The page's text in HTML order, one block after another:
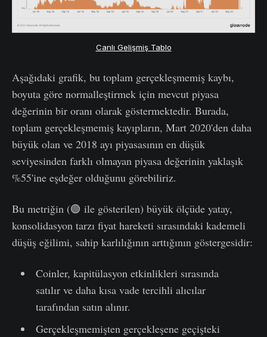
Canlı Gelişmiş Tablo
Aşağıdaki grafik, bu toplam gerçekleşmemiş kaybı,
boyuta göre normalleştirmek için mevcut piyasa
değerinin bir oranı olarak göstermektedir. Burada,
toplam gerçekleşmemiş kayıpların, Mart 2020'den daha
büyük olan ve 2018 ayı piyasasının en düşük
seviyesinden farklı olmayan piyasa değerinin yaklaşık
%55'ine eşdeğer olduğunu görebiliriz.
Bu metriğin (🟢 ile gösterilen) büyük ölçüde yatay,
konsolidasyon tarzı fiyat hareketi sırasındaki kademeli
düşüş eğilimi, sahip karlılığının arttığının göstergesidir:
Coinler, kapitülasyon etkinlikleri sırasında
satılır ve daha kısa vade tercihli alıcılar
tarafından satın alınır.
Gerçekleşmemişten gerçekleşene geçişteki